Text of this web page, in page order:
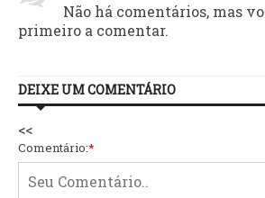
Não há comentários, mas
primeiro a comentar.
DEIXE UM COMENTÁRIO
<<
Comentário:*